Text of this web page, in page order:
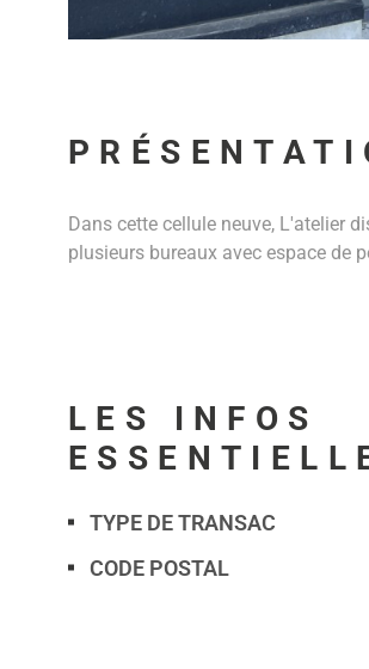
Dans cette cellule neuve, L'atelier
plusieurs bureaux avec espace de
LES INFOS
Caractérisque Valeurs
TYPE DE TRANSAC
CODE POSTAL